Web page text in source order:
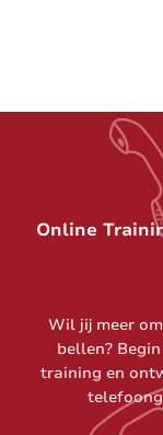
Online
Wil jij meer
bellen?
training en